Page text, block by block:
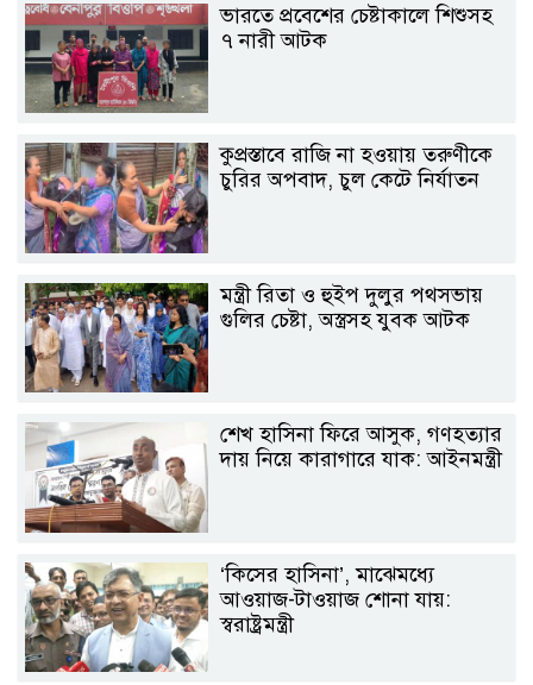
ভারতে প্রবেশের চেষ্টাকালে শিশুসহ
৭ নারী আটক
কুপ্রস্তাবে রাজি না হওয়ায় তরুণীকে
চুরির অপবাদ, চুল কেটে নির্যাতন
মন্ত্রী রিতা ও হুইপ দুলুর পথসভায়
গুলির চেষ্টা, অস্ত্রসহ যুবক আটক
শেখ হাসিনা ফিরে আসুক, গণহত্যার
দায় নিয়ে কারাগারে যাক: আইনমন্ত্রী
‘কিসের হাসিনা’, মাঝেমধ্যে
আওয়াজ-টাওয়াজ শোনা যায়:
স্বরাষ্ট্রমন্ত্রী